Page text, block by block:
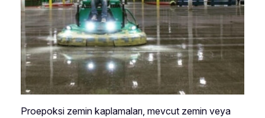
Proepoksi zemin kaplamaları, mevcut zemin veya